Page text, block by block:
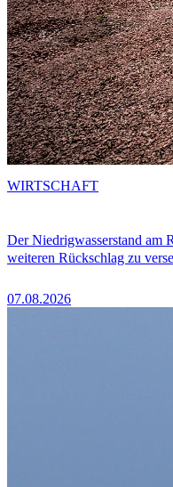
Der Niedrigwasserstand am
weiteren Rückschlag zu
07.08.2026
WIRTSCHAFT